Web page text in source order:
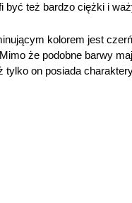
być też bardzo ciężki i
kolorem jest
że podobne barwy
on posiada